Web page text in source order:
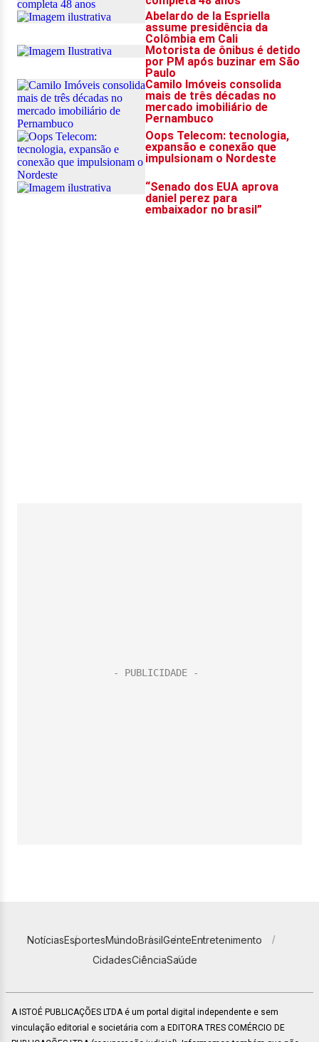
NotíciasEsportesMundoBrasilGenteEntretenimento
CidadesCiênciaSaúde
A ISTOÉ PUBLICAÇÕES LTDA é um portal digital independente e sem
vinculação editorial e societária com a EDITORA TRES COMÉRCIO DE